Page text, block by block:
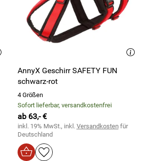
AnnyX Geschirr SAFETY FUN
schwarz-rot
4 Größen
Sofort lieferbar, versandkostenfrei
ab 63,- €
inkl. 19% MwSt., inkl. Versandkostenfür
Deutschland